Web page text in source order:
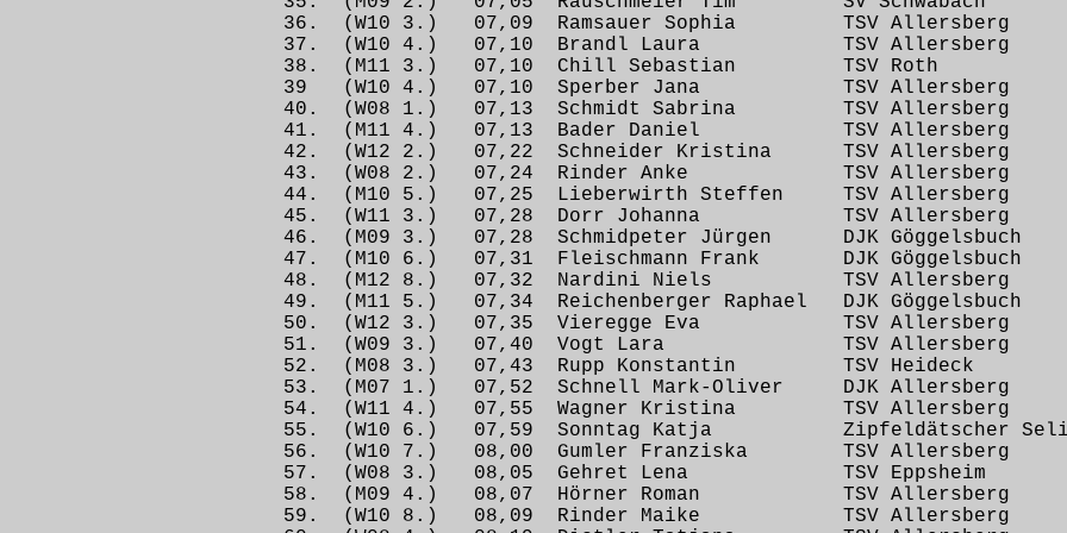
36. (W10 3.) 07,09 Ramsauer Sophia TSV Allersberg
37. (W10 4.) 07,10 Brandl Laura TSV Allersberg
38. (M11 3.) 07,10 Chill Sebastian TSV Roth
39 (W10 4.) 07,10 Sperber Jana TSV Allersberg
40. (W08 1.) 07,13 Schmidt Sabrina TSV Allersberg
41. (M11 4.) 07,13 Bader Daniel TSV Allersberg
42. (W12 2.) 07,22 Schneider Kristina TSV Allersberg
43. (W08 2.) 07,24 Rinder Anke TSV Allersberg
44. (M10 5.) 07,25 Lieberwirth Steffen TSV Allersberg
45. (W11 3.) 07,28 Dorr Johanna TSV Allersberg
46. (M09 3.) 07,28 Schmidpeter Jürgen DJK Göggelsbuch
47. (M10 6.) 07,31 Fleischmann Frank DJK Göggelsbuch
48. (M12 8.) 07,32 Nardini Niels TSV Allersberg
49. (M11 5.) 07,34 Reichenberger Raphael DJK Göggelsbuch
50. (W12 3.) 07,35 Vieregge Eva TSV Allersberg
51. (W09 3.) 07,40 Vogt Lara TSV Allersberg
52. (M08 3.) 07,43 Rupp Konstantin TSV Heideck
53. (M07 1.) 07,52 Schnell Mark-Oliver DJK Allersberg
54. (W11 4.) 07,55 Wagner Kristina TSV Allersberg
55. (W10 6.) 07,59 Sonntag Katja Zipfeldätscher
56. (W10 7.) 08,00 Gumler Franziska TSV Allersberg
57. (W08 3.) 08,05 Gehret Lena TSV Eppsheim
58. (M09 4.) 08,07 Hörner Roman TSV Allersberg
59. (W10 8.) 08,09 Rinder Maike TSV Allersberg